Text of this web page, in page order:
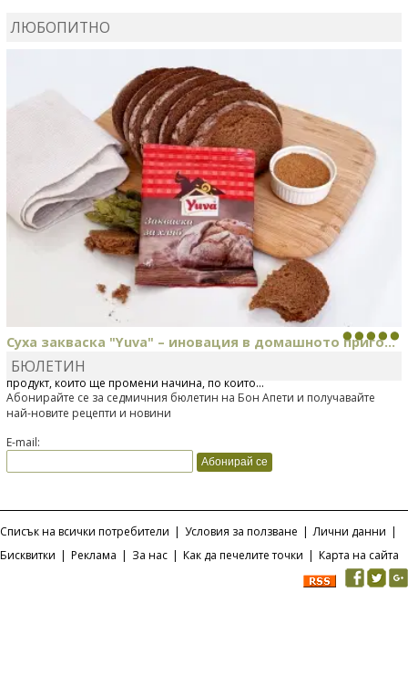
ЛЮБОПИТНО
Суха закваска "Yuva" – иновация в домашното приго...
Отскоро Лесафр България стартира предлагането на изцяло нов
продукт, който ще промени начина, по който...
БЮЛЕТИН
Абонирайте се за седмичния бюлетин на Бон Апети и получавайте
най-новите рецепти и новини
E-mail:
Списък на всички потребители | Условия за ползване | Лични данни |
Бисквитки | Реклама | За нас | Как да печелите точки | Карта на сайта